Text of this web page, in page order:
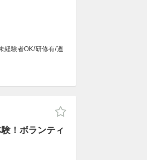
経験者OK/研修有/週
！ボランティ